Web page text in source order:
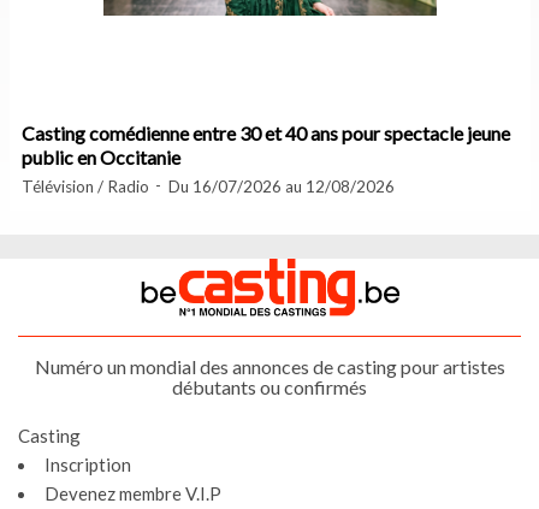
Casting comédienne entre 30 et 40 ans pour spectacle jeune
public en Occitanie
Télévision / Radio Du 16/07/2026 au 12/08/2026
Numéro un mondial des annonces de casting pour artistes
débutants ou confirmés
Casting
Inscription
Devenez membre V.I.P